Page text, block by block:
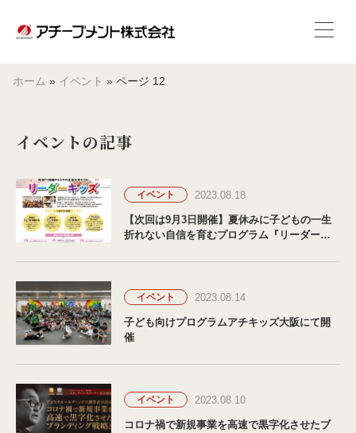
ホーム » イベント » ページ 12
イベントの記事
イベント 2023.08.18
【次回は9月3日開催】夏休みに子どもの一生
折れない自信を育むプログラム『リーダーキ
イベント 2023.08.14
子ども向けプログラムアチキッズ大阪にて開
催
イベント 2023.08.10
コロナ禍で新規事業を高速で黒字化させたブ